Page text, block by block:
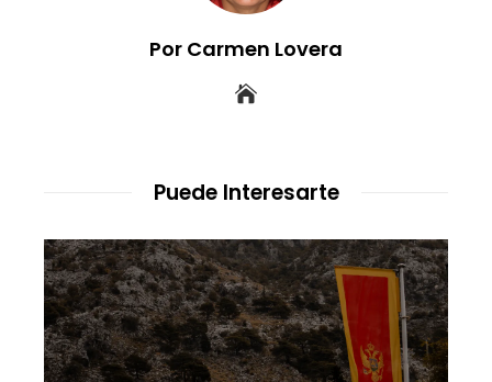
Por Carmen Lovera
Puede Interesarte